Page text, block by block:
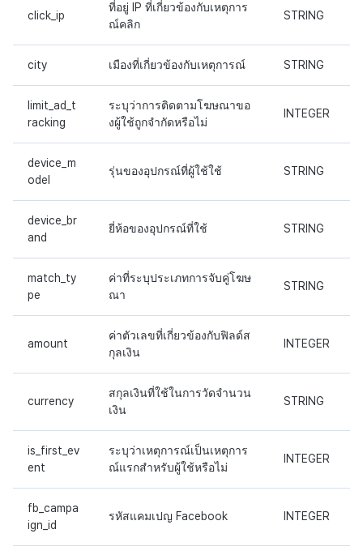
click_ip
ที่อยู่ IP ที่เกี่ยวข้องกับเหตุการ
ณ์คลิก
STRING
city เมืองที่เกี่ยวข้องกับเหตุการณ์ STRING
limit_ad_t
racking
ระบุว่าการติดตามโฆษณาขอ
งผู้ใช้ถูกจำกัดหรือไม่
INTEGER
device_m
odel
รุ่นของอุปกรณ์ที่ผู้ใช้ใช้ STRING
device_br
and
ยี่ห้อของอุปกรณ์ที่ใช้ STRING
match_ty
pe
ค่าที่ระบุประเภทการจับคู่โฆษ
ณา
STRING
amount
ค่าตัวเลขที่เกี่ยวข้องกับฟิลด์ส
กุลเงิน
INTEGER
currency
สกุลเงินที่ใช้ในการวัดจำนวน
เงิน
STRING
is_first_ev
ent
ระบุว่าเหตุการณ์เป็นเหตุการ
ณ์แรกสำหรับผู้ใช้หรือไม่
INTEGER
fb_campa
ign_id
รหัสแคมเปญ Facebook INTEGER